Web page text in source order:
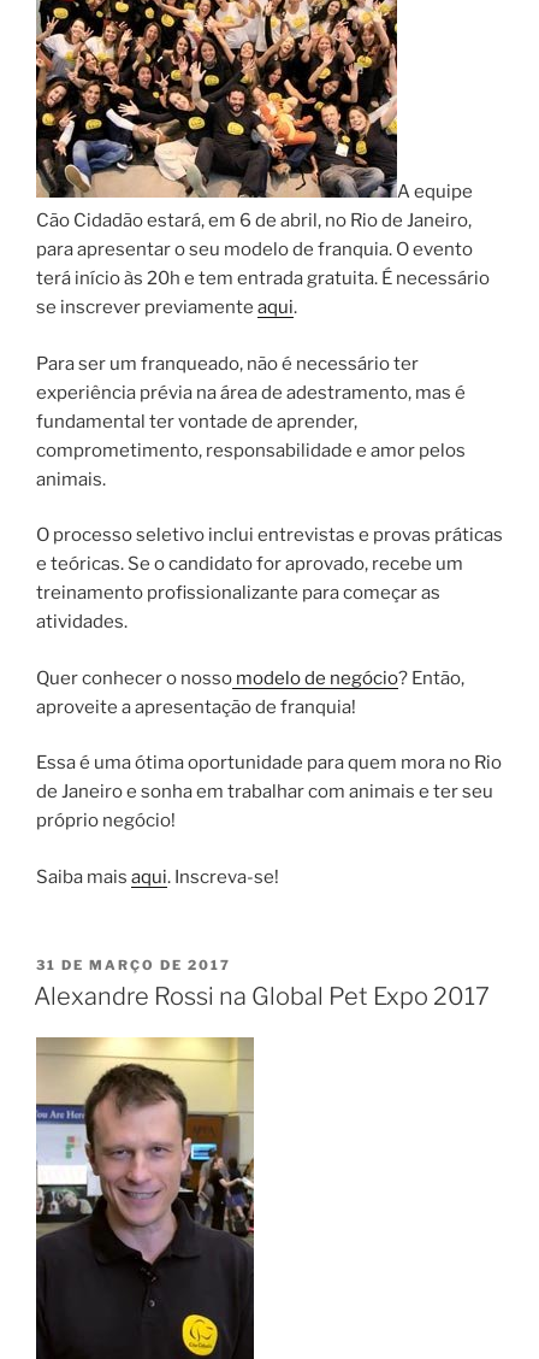
A equipe
Cão Cidadão estará, em 6 de abril, no Rio de Janeiro,
para apresentar o seu modelo de franquia. O evento
terá início às 20h e tem entrada gratuita. É necessário
se inscrever previamente aqui.
Para ser um franqueado, não é necessário ter
experiência prévia na área de adestramento, mas é
fundamental ter vontade de aprender,
comprometimento, responsabilidade e amor pelos
animais.
O processo seletivo inclui entrevistas e provas práticas
e teóricas. Se o candidato for aprovado, recebe um
treinamento profissionalizante para começar as
atividades.
Quer conhecer o nosso modelo de negócio? Então,
aproveite a apresentação de franquia!
Essa é uma ótima oportunidade para quem mora no Rio
de Janeiro e sonha em trabalhar com animais e ter seu
próprio negócio!
Saiba mais aqui. Inscreva-se!
31 DE MARÇO DE 2017
Alexandre Rossi na Global Pet Expo 2017